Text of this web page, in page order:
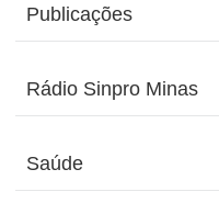
Publicações
Rádio Sinpro Minas
Saúde